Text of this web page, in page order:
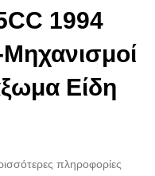
1994
Είδη
πληροφορίες